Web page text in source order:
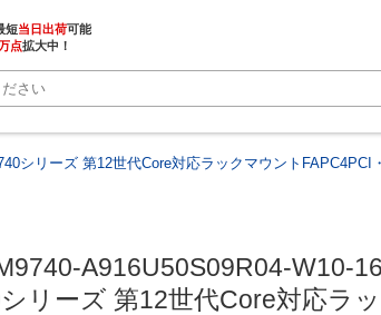
短当日出荷
点拡大中！
シリーズ 第12世代Core対応ラックマウントFAPC4PCI
A916U50S09R04-W10-16
リーズ 第12世代Core対応ラ